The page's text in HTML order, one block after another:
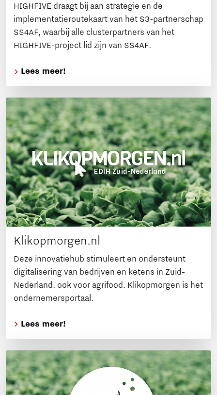
HIGHFIVE draagt bij aan strategie en de
implementatieroutekaart van het S3-partnerschap
SS4AF, waarbij alle clusterpartners van het
HIGHFIVE-project lid zijn van SS4AF.
Lees meer!
Klikopmorgen.nl
Deze innovatiehub stimuleert en ondersteunt
digitalisering van bedrijven en ketens in Zuid-
Nederland, ook voor agrifood. Klikopmorgen is het
ondernemersportaal.
Lees meer!